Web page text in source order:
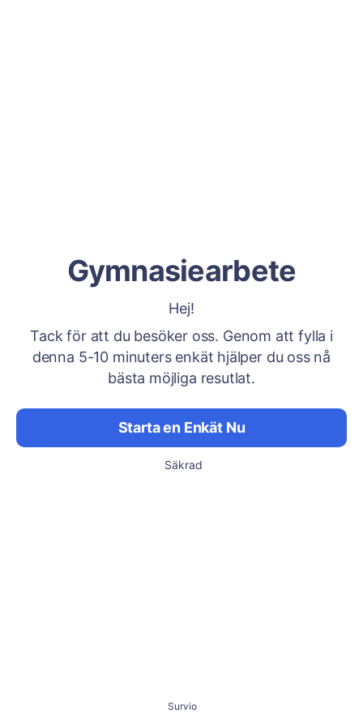
Gymnasiearbete
Hej!
Tack för att du besöker oss. Genom att fylla i
denna 5-10 minuters enkät hjälper du oss nå
bästa möjliga resutlat.
Starta en Enkät Nu
Säkrad
Survio